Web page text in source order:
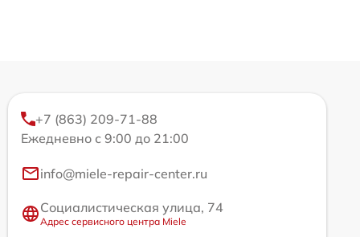
+7 (863) 209-71-88
Ежедневно с 9:00 до 21:00
info@miele-repair-center.ru
Социалистическая улица, 74
Адрес сервисного центра Miele